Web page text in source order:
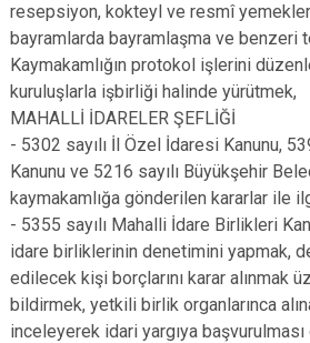
resepsiyon, kokteyl ve resmî
bayramlarda bayramlaşma ve benzeri
Kaymakamlığın protokol işlerini
kuruluşlarla işbirliği halinde yürütmek,
MAHALLİ İDARELER ŞEFLİĞİ
- 5302 sayılı İl Özel İdaresi Kanunu,
Kanunu ve 5216 sayılı Büyükşehir
kaymakamlığa gönderilen kararlar ile
- 5355 sayılı Mahalli İdare Birlikleri
idare birliklerinin denetimini yapmak,
edilecek kişi borçlarını karar alınmak
bildirmek, yetkili birlik organlarınca
inceleyerek idari yargıya